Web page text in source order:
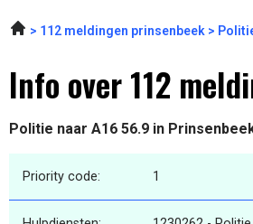
112 meldingen prinsenbeek
Info over 112
Politie naar A16 56.9 in
Priority code: 1